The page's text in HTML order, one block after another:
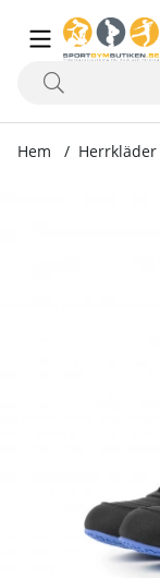
Hem Herrkläder